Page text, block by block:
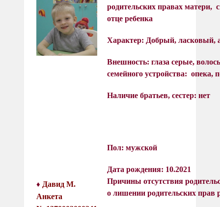
родительских правах матери,
отце ребенка
Характер: Добрый, ласковый,
Внешность: глаза серые,
семейного устройства: опека,
Наличие братьев, сестер: нет
♦ Давид М.
Анкета
Пол: мужской
Дата рождения: 10.2021
Причины отсутствия
о лишении родительских прав